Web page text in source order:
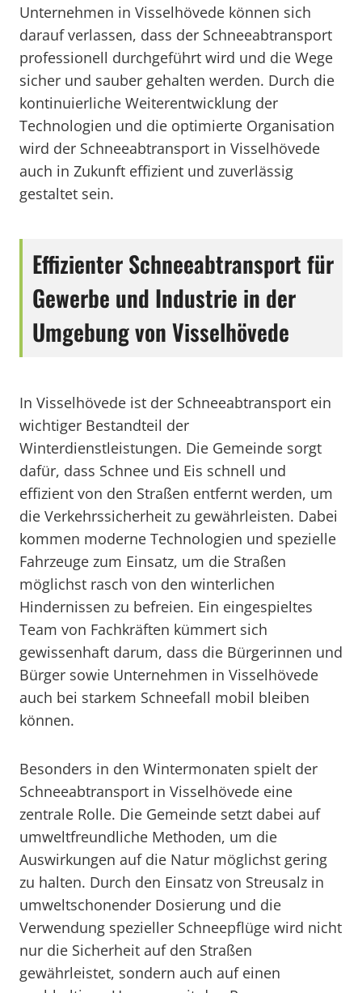
Unternehmen in Visselhövede können sich
darauf verlassen, dass der Schneeabtransport
professionell durchgeführt wird und die Wege
sicher und sauber gehalten werden. Durch die
kontinuierliche Weiterentwicklung der
Technologien und die optimierte Organisation
wird der Schneeabtransport in Visselhövede
auch in Zukunft effizient und zuverlässig
gestaltet sein.
Effizienter Schneeabtransport für
Gewerbe und Industrie in der
Umgebung von Visselhövede
In Visselhövede ist der Schneeabtransport ein
wichtiger Bestandteil der
Winterdienstleistungen. Die Gemeinde sorgt
dafür, dass Schnee und Eis schnell und
effizient von den Straßen entfernt werden, um
die Verkehrssicherheit zu gewährleisten. Dabei
kommen moderne Technologien und spezielle
Fahrzeuge zum Einsatz, um die Straßen
möglichst rasch von den winterlichen
Hindernissen zu befreien. Ein eingespieltes
Team von Fachkräften kümmert sich
gewissenhaft darum, dass die Bürgerinnen und
Bürger sowie Unternehmen in Visselhövede
auch bei starkem Schneefall mobil bleiben
können.
Besonders in den Wintermonaten spielt der
Schneeabtransport in Visselhövede eine
zentrale Rolle. Die Gemeinde setzt dabei auf
umweltfreundliche Methoden, um die
Auswirkungen auf die Natur möglichst gering
zu halten. Durch den Einsatz von Streusalz in
umweltschonender Dosierung und die
Verwendung spezieller Schneepflüge wird nicht
nur die Sicherheit auf den Straßen
gewährleistet, sondern auch auf einen